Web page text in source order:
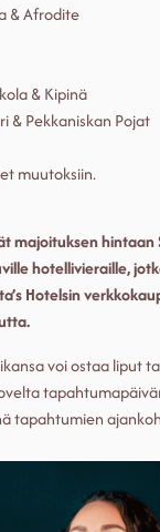
& Afrodite
& Kipinä
& Pekkaniskan Pojat
muutoksiin.
majoituksen hintaan
hotellivieraille,
Hotelsin
voi ostaa liput
tapahtumien